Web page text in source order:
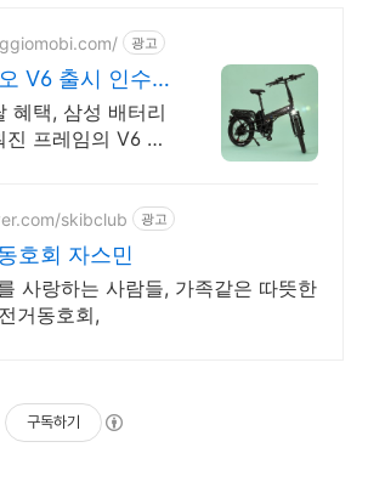
광고
V6 출시 인수
내자전거
혜택, 삼성 배터리
프레임의 V6 전
skibclub 광고
호회 자스민
사랑하는 사람들, 가족같은 따뜻한
거동호회,
구독하기